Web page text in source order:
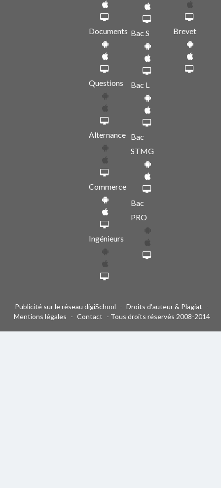
Documents
Questions
Alternance
Commerce
Ingénieurs
Bac S
Bac L
Bac
STMG
Bac
PRO
Brevet
Publicité sur le réseau digiSchool - Droits d'auteur & Plagiat -
Mentions légales - Contact - Tous droits réservés 2008-2014